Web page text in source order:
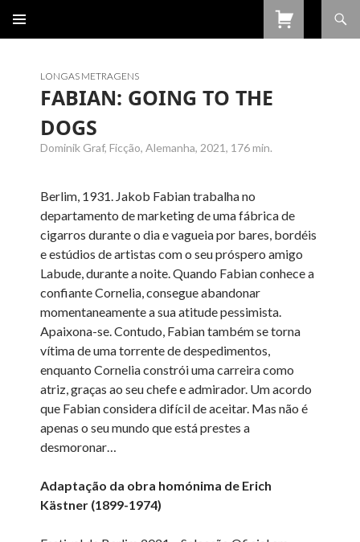
CONTEÚDO
LONGAS METRAGENS
FABIAN: GOING TO THE
DOGS
Dominik Graf, Ficção, Alemanha, 2021, 176 min.
Berlim, 1931. Jakob Fabian trabalha no
departamento de marketing de uma fábrica de
cigarros durante o dia e vagueia por bares, bordéis
e estúdios de artistas com o seu próspero amigo
Labude, durante a noite. Quando Fabian conhece a
confiante Cornelia, consegue abandonar
momentaneamente a sua atitude pessimista.
Apaixona-se. Contudo, Fabian também se torna
vítima de uma torrente de despedimentos,
enquanto Cornelia constrói uma carreira como
atriz, graças ao seu chefe e admirador. Um acordo
que Fabian considera difícil de aceitar. Mas não é
apenas o seu mundo que está prestes a
desmoronar…
Adaptação da obra homónima de Erich
Kästner (1899-1974)